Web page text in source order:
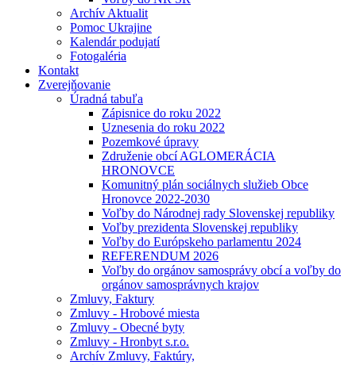
Archív Aktualit
Pomoc Ukrajine
Kalendár podujatí
Fotogaléria
Kontakt
Zverejňovanie
Úradná tabuľa
Zápisnice do roku 2022
Uznesenia do roku 2022
Pozemkové úpravy
Združenie obcí AGLOMERÁCIA
HRONOVCE
Komunitný plán sociálnych služieb Obce
Hronovce 2022-2030
Voľby do Národnej rady Slovenskej republiky
Voľby prezidenta Slovenskej republiky
Voľby do Európskeho parlamentu 2024
REFERENDUM 2026
Voľby do orgánov samosprávy obcí a voľby do
orgánov samosprávnych krajov
Zmluvy, Faktury
Zmluvy - Hrobové miesta
Zmluvy - Obecné byty
Zmluvy - Hronbyt s.r.o.
Archív Zmluvy, Faktúry,